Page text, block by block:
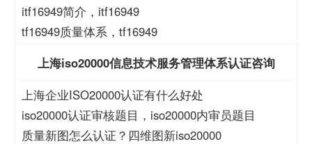
itf16949简介，itf16949
tf16949质量体系，tf16949
上海iso20000信息技术服务管理体系认证咨询
上海企业ISO20000认证有什么好处
iso20000认证审核题目，iso20000内审员题目
质量新图怎么认证？四维图新iso20000